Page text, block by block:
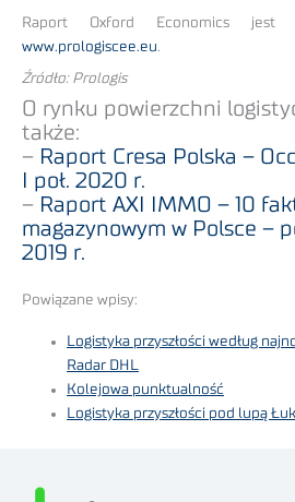
Raport Oxford Economics jest
www.prologiscee.eu.
Źródło: Prologis
O rynku powierzchni
także:
– Raport Cresa Polska –
I poł. 2020 r.
– Raport AXI IMMO – 10
magazynowym w Polsce –
2019 r.
Powiązane wpisy:
Logistyka przyszłości według
Radar DHL
Kolejowa punktualność
Logistyka przyszłości pod lupą